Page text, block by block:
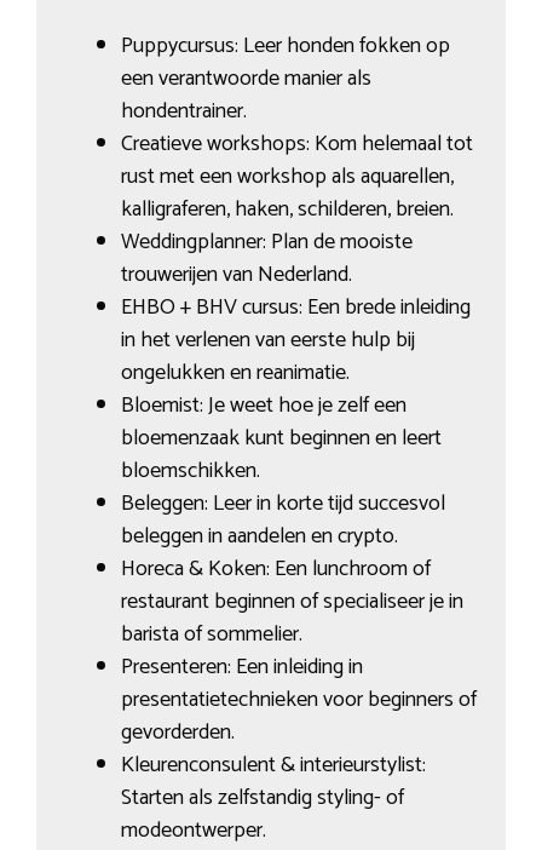
Puppycursus: Leer honden fokken op
een verantwoorde manier als
hondentrainer.
Creatieve workshops: Kom helemaal tot
rust met een workshop als aquarellen,
kalligraferen, haken, schilderen, breien.
Weddingplanner: Plan de mooiste
trouwerijen van Nederland.
EHBO + BHV cursus: Een brede inleiding
in het verlenen van eerste hulp bij
ongelukken en reanimatie.
Bloemist: Je weet hoe je zelf een
bloemenzaak kunt beginnen en leert
bloemschikken.
Beleggen: Leer in korte tijd succesvol
beleggen in aandelen en crypto.
Horeca & Koken: Een lunchroom of
restaurant beginnen of specialiseer je in
barista of sommelier.
Presenteren: Een inleiding in
presentatietechnieken voor beginners of
gevorderden.
Kleurenconsulent & interieurstylist:
Starten als zelfstandig styling- of
modeontwerper.